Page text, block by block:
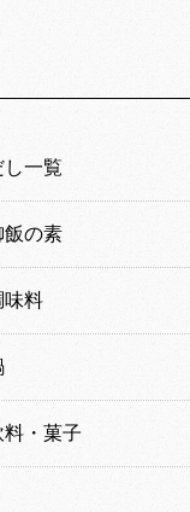
し一覧
飯の素
味料
料・菓子